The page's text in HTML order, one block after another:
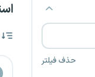
حذف فیلتر